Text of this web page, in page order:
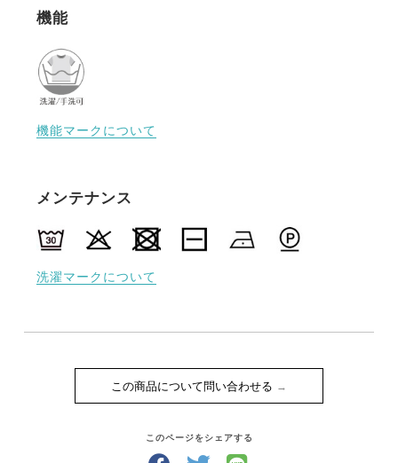
機能
機能マークについて
メンテナンス
洗濯マークについて
この商品について問い合わせる
このページをシェアする